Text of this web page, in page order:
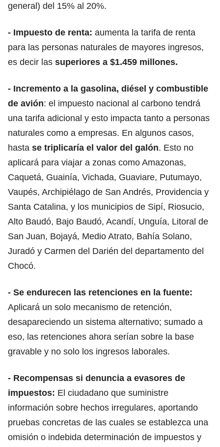
general) del 15% al 20%.
- Impuesto de renta: aumenta la tarifa de renta
para las personas naturales de mayores ingresos,
es decir las superiores a $1.459 millones.
- Incremento a la gasolina, diésel y combustible
de avión: el impuesto nacional al carbono tendrá
una tarifa adicional y esto impacta tanto a personas
naturales como a empresas. En algunos casos,
hasta se triplicaría el valor del galón. Esto no
aplicará para viajar a zonas como Amazonas,
Caquetá, Guainía, Vichada, Guaviare, Putumayo,
Vaupés, Archipiélago de San Andrés, Providencia y
Santa Catalina, y los municipios de Sipí, Riosucio,
Alto Baudó, Bajo Baudó, Acandí, Unguía, Litoral de
San Juan, Bojayá, Medio Atrato, Bahía Solano,
Juradó y Carmen del Darién del departamento del
Chocó.
- Se endurecen las retenciones en la fuente:
Aplicará un solo mecanismo de retención,
desapareciendo un sistema alternativo; sumado a
eso, las retenciones ahora serían sobre la base
gravable y no solo los ingresos laborales.
- Recompensas si denuncia a evasores de
impuestos: El ciudadano que suministre
información sobre hechos irregulares, aportando
pruebas concretas de las cuales se establezca una
omisión o indebida determinación de impuestos y